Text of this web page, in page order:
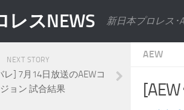
レスNEWS 新日本プロレス･
AEW
NEXT STORY
レ] 7月14日放送のAEWコ
ョン 試合結果